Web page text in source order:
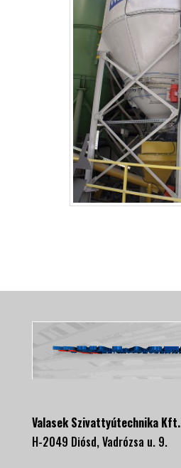
Valasek Szivattyútechnika Kft.
H-2049 Diósd, Vadrózsa u. 9.